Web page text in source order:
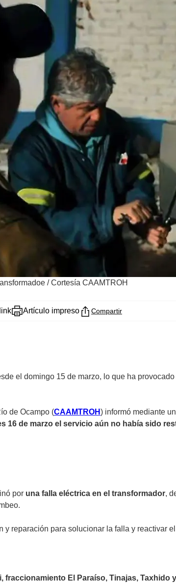
/Cortesía CAAMTROH
Artículo impreso Compartir
el domingo 15 de marzo, lo que ha provocado
de Ocampo (CAAMTROH) informó mediante
16 de marzo el servicio aún no había sido
por una falla eléctrica en el transformador,
reparación para solucionar la falla y reactivar el
fraccionamiento El Paraíso, Tinajas, Taxhido